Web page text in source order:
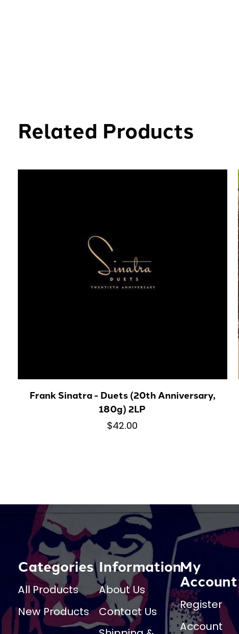
Related Products
Frank Sinatra - Duets (20th Anniversary,
180g) 2LP
$42.00
Categories
All Products
New Products
Information
About Us
Contact Us
My
Account
Register
Account